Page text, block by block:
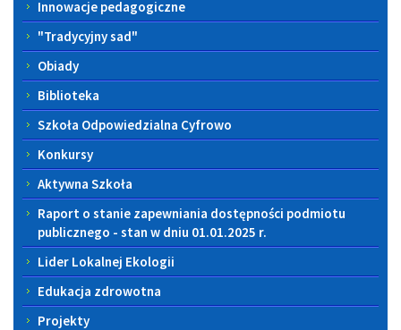
Innowacje pedagogiczne
"Tradycyjny sad"
Obiady
Biblioteka
Szkoła Odpowiedzialna Cyfrowo
Konkursy
Aktywna Szkoła
Raport o stanie zapewniania dostępności podmiotu
publicznego - stan w dniu 01.01.2025 r.
Lider Lokalnej Ekologii
Edukacja zdrowotna
Projekty